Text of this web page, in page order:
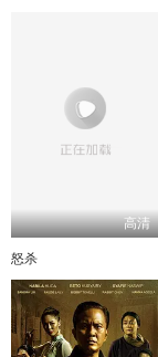
高清
怒杀